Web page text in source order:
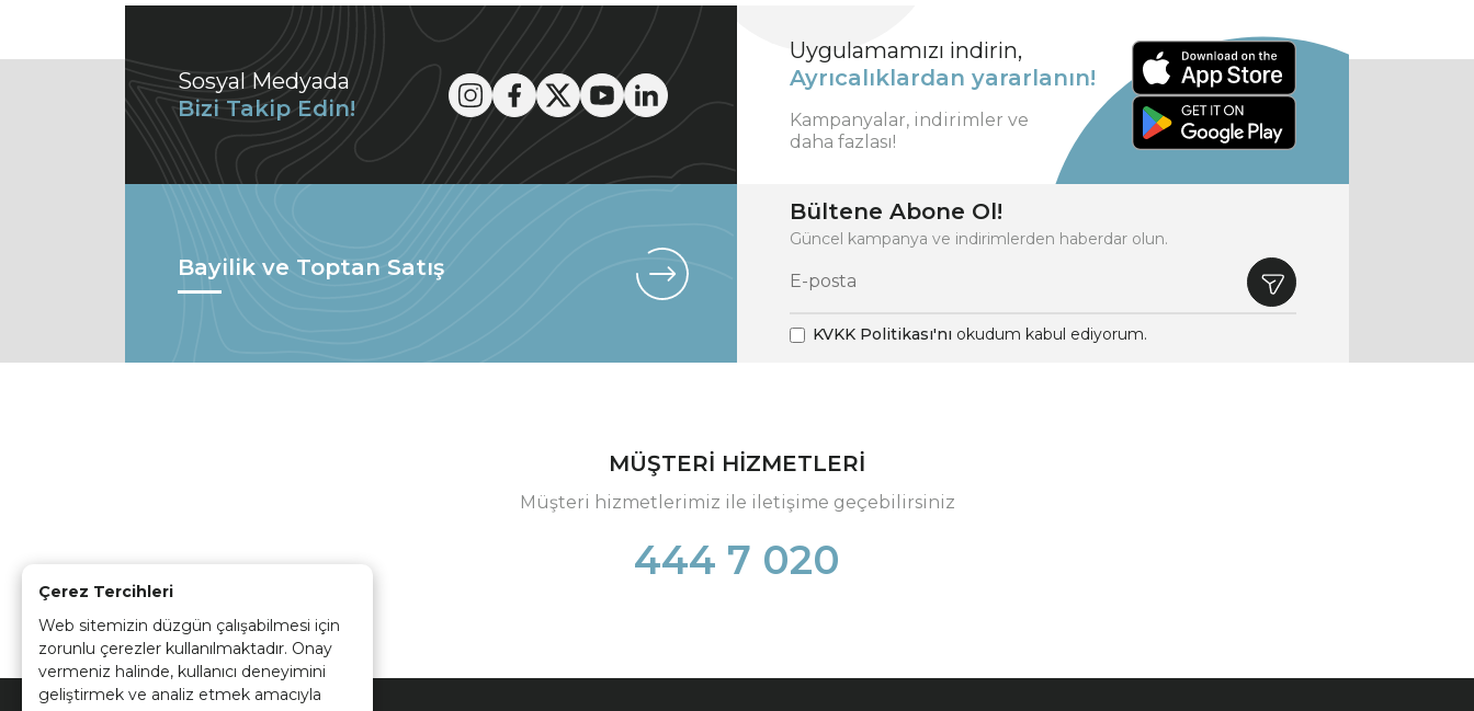
Çerez Tercihleri
Web sitemizin düzgün çalışabilmesi için
zorunlu çerezler kullanılmaktadır. Onay
vermeniz halinde, kullanıcı deneyimini
geliştirmek ve analiz etmek amacıyla
Sosyal Medyada
Bizi Takip Edin!
Uygulamamızı indirin,
Ayrıcalıklardan yararlanın!
Kampanyalar, indirimler ve
daha fazlası!
Bayilik ve Toptan Satış
Bültene Abone Ol!
Güncel kampanya ve indirimlerden haberdar olun.
KVKK Politikası'nı okudum kabul ediyorum.
MÜŞTERİ HİZMETLERİ
Müşteri hizmetlerimiz ile iletişime geçebilirsiniz
444 7 020